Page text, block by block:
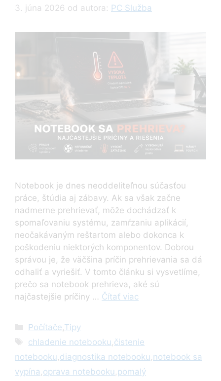
3. júna 2026 od autora: PC Služba
Notebook je dnes neoddeliteľnou súčasťou
práce, štúdia aj zábavy. Ak sa však začne
nadmerne prehrievať, môže dochádzať k
spomaľovaniu systému, zamŕzaniu aplikácií,
neočakávaným reštartom alebo dokonca k
poškodeniu niektorých komponentov. Dobrou
správou je, že väčšina príčin prehrievania sa dá
odhaliť a vyriešiť. V tomto článku si vysvetlíme,
prečo sa notebook prehrieva, aké sú
najčastejšie príčiny … Čítať viac
Kategórie
Počítače,Tipy
Značky
chladenie notebooku,čistenie
notebooku,diagnostika notebooku,notebook sa
vypína ,oprava notebooku,pomalý